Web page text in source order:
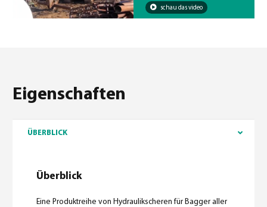
schau das video
Eigenschaften
ÜBERBLICK
Überblick
Eine Produktreihe von Hydraulikscheren für Bagger aller